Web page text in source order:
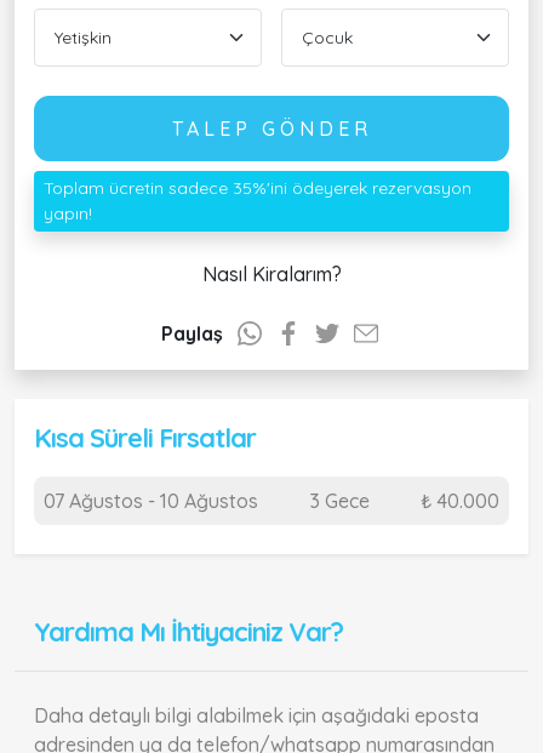
TALEP GÖNDER
Toplam ücretin sadece 35%'ini ödeyerek rezervasyon
yapın!
Nasıl Kiralarım?
Paylaş
Kısa Süreli Fırsatlar
07 Ağustos - 10 Ağustos 3 Gece ₺ 40.000
Yardıma Mı İhtiyaciniz Var?
Daha detaylı bilgi alabilmek için aşağıdaki eposta
adresinden ya da telefon/whatsapp numarasından